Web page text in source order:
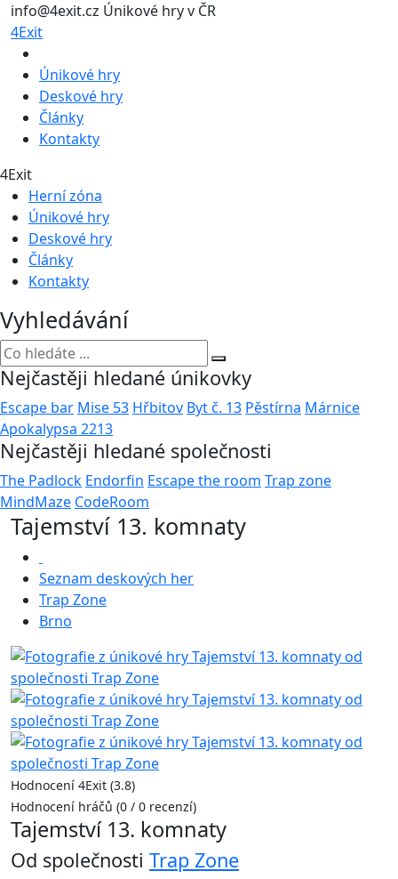
info@4exit.cz Únikové hry v ČR
4Exit
Únikové hry
Deskové hry
Články
Kontakty
4Exit
Herní zóna
Únikové hry
Deskové hry
Články
Kontakty
Vyhledávání
Nejčastěji hledané únikovky
Escape bar Mise 53 Hřbitov Byt č. 13 Pěstírna Márnice
Apokalypsa 2213
Nejčastěji hledané společnosti
The Padlock Endorfin Escape the room Trap zone
MindMaze CodeRoom
Tajemství 13. komnaty
Seznam deskových her
Trap Zone
Brno
Hodnocení 4Exit (3.8)
Hodnocení hráčů (0 / 0 recenzí)
Tajemství 13. komnaty
Od společnosti Trap Zone